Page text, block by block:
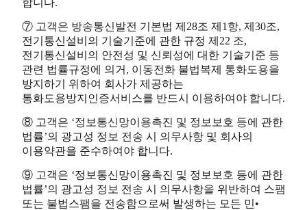
합니다.
⑦ 고객은 방송통신발전 기본법 제28조 제1항, 제30조,
전기통신설비의 기술기준에 관한 규정 제22 조,
전기통신설비의 안전성 및 신뢰성에 대한 기술기준 등
관련 법률규정에 의거, 이동전화 불법복제 통화도용을
방지하기 위하여 회사가 제공하는
통화도용방지인증서비스를 반드시 이용하여야 합니다.
⑧ 고객은 ‘정보통신망이용촉진 및 정보보호 등에 관한
법률’의 광고성 정보 전송 시 의무사항 및 회사의
이용약관을 준수하여야 합니다.
⑨ 고객은 ‘정보통신망이용촉진 및 정보보호 등에 관한
법률’의 광고성 정보 전송 시 의무사항을 위반하여 스팸
또는 불법스팸을 전송함으로써 발생하는 모든 민•